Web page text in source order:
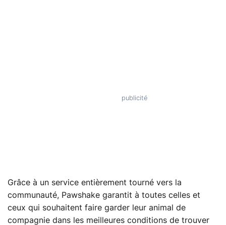
Grâce à un service entièrement tourné vers la
communauté, Pawshake garantit à toutes celles et
ceux qui souhaitent faire garder leur animal de
compagnie dans les meilleures conditions de trouver